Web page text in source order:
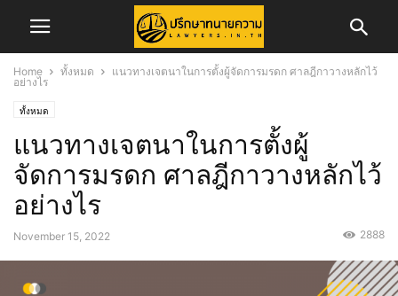
Home ทั้งหมด
แนวทางเจตนาในการตั้งผู้จัดการมรดก ศาลฎีกาวางหลักไว้
อย่างไร
ทั้งหมด
แนวทางเจตนาในการตั้งผู้
จัดการมรดก ศาลฎีกาวางหลักไว้
อย่างไร
November 15, 2022 2888